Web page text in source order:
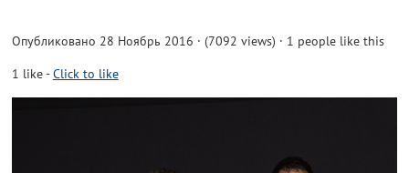
Опубликовано 28 Ноябрь 2016 · (7092 views) · 1 people like this
1 like-Click to like